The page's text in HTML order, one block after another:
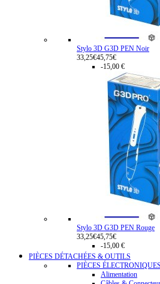
Stylo 3D G3D PEN Noir
33,25€45,75€
-15,00 €
Stylo 3D G3D PEN Rouge
33,25€45,75€
-15,00 €
PIÈCES DÉTACHÉES & OUTILS
PIÈCES ÉLECTRONIQUES
Alimentation